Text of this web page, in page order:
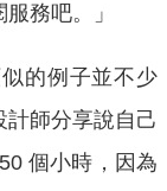
務吧。」
的例子並不少
計師分享說自己
個小時，因為